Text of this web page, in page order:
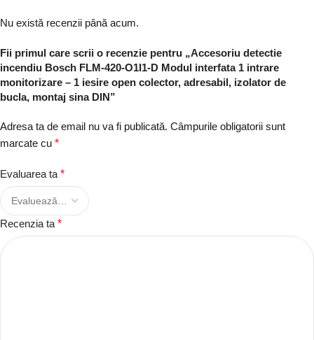
Nu există recenzii până acum.
Fii primul care scrii o recenzie pentru „Accesoriu detectie
incendiu Bosch FLM-420-O1I1-D Modul interfata 1 intrare
monitorizare – 1 iesire open colector, adresabil, izolator de
bucla, montaj sina DIN”
Adresa ta de email nu va fi publicată. Câmpurile obligatorii sunt
marcate cu *
Evaluarea ta *
Recenzia ta *